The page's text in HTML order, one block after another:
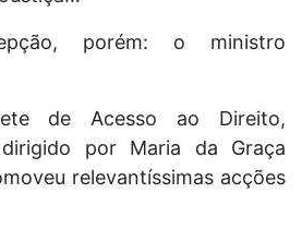
porém: o ministro
de Acesso ao Direito,
por Maria da Graça
relevantíssimas acções